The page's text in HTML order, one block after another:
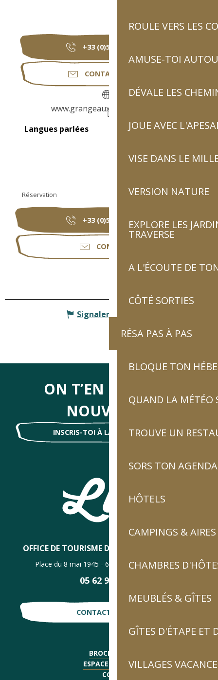
ROULE VERS LES
AMUSE-TOI
DÉVALE LES
JOUE AVEC
VISE DANS LE
VERSION NATURE
EXPLORE LES
TRAVERSE
A L'ÉCOUTE DE
CÔTÉ SORTIES
RÉSA PAS À PAS
BLOQUE TON
QUAND LA MÉTÉO
TROUVE UN
SORS TON AGENDA
HÔTELS
CAMPINGS &
CHAMBRES
MEUBLÉS & GÎTES
GÎTES D'ÉTAPE ET
VILLAGES
+33 (0)5 62 92 91
CONTACTEZ-NOUS
www.grangeauxmarmottes.com
Langues parlées
Langues parlées
Réservation
+33 (0)5 62 92 91▒▒
CONTACTER
Signaler une erreur
ON T’EN DIRA DES
NOUVELLES
INSCRIS-TOI À LA NEWSLETTER !
OFFICE DE TOURISME DE LUZ-SAINT-SAUVEUR
Place du 8 mai 1945 - 65120 Luz-Saint-Sauveur
05 62 92 30 30
CONTACTE-NOUS !
BROCHURES
ESPACE PRESSE
CGV